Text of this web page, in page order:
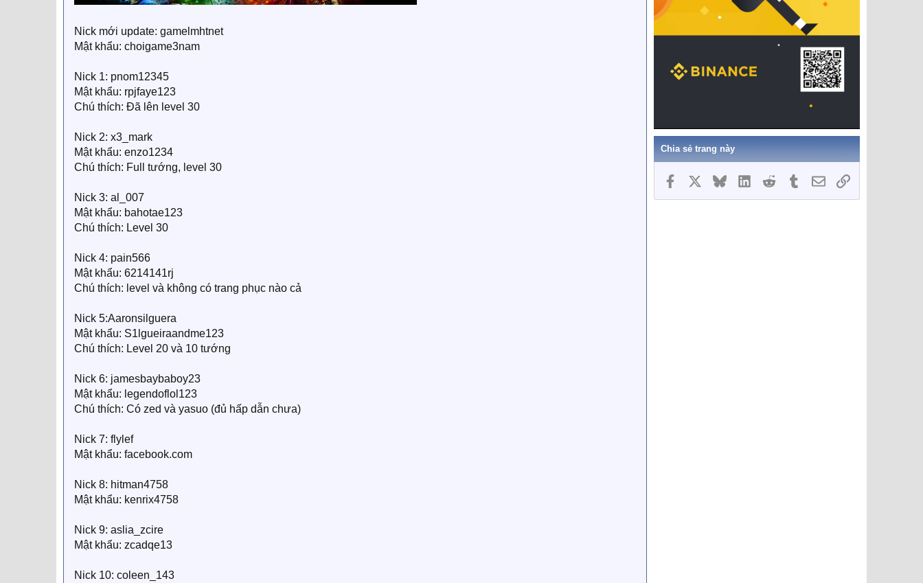
Nick mới update: gamelmhtnet
Mật khẩu: choigame3nam
Nick 1: pnom12345
Mật khẩu: rpjfaye123
Chú thích: Đã lên level 30
Nick 2: x3_mark
Mật khẩu: enzo1234
Chú thích: Full tướng, level 30
Nick 3: al_007
Mật khẩu: bahotae123
Chú thích: Level 30
Nick 4: pain566
Mật khẩu: 6214141rj
Chú thích: level và không có trang phục nào cả
Nick 5:Aaronsilguera
Mật khẩu: S1lgueiraandme123
Chú thích: Level 20 và 10 tướng
Nick 6: jamesbaybaboy23
Mật khẩu: legendoflol123
Chú thích: Có zed và yasuo (đủ hấp dẫn chưa)
Nick 7: flylef
Mật khẩu: facebook.com
Nick 8: hitman4758
Mật khẩu: kenrix4758
Nick 9: aslia_zcire
Mật khẩu: zcadqe13
Nick 10: coleen_143
Chia sẻ trang này
Facebook BlueskyLinkedInReddit TumblrEmailLink